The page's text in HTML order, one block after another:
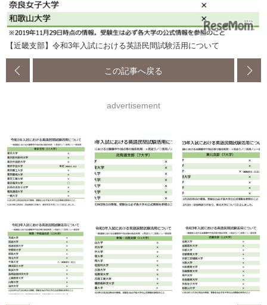
【近畿支部】令和3年入試における英語民間試験活用について
この記事へ戻る
advertisement